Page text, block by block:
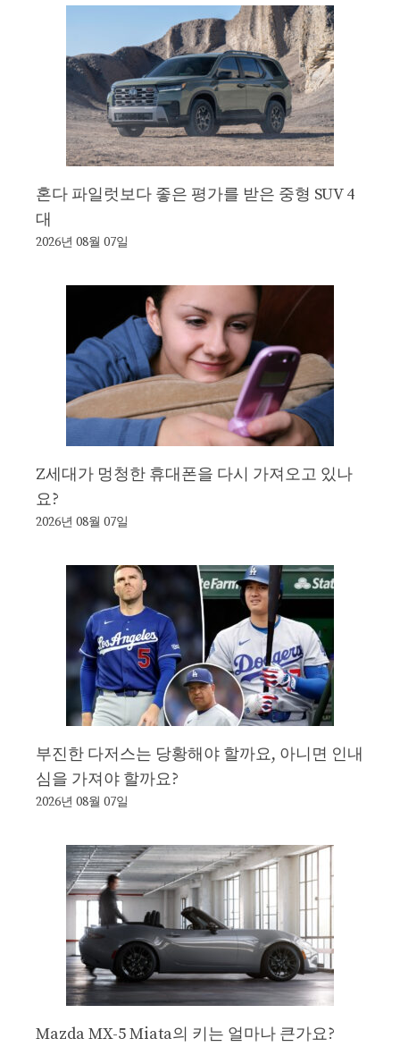
혼다 파일럿보다 좋은 평가를 받은 중형 SUV 4
대
2026년 08월 07일
Z세대가 멍청한 휴대폰을 다시 가져오고 있나
요?
2026년 08월 07일
부진한 다저스는 당황해야 할까요, 아니면 인내
심을 가져야 할까요?
2026년 08월 07일
Mazda MX-5 Miata의 키는 얼마나 큰가요?